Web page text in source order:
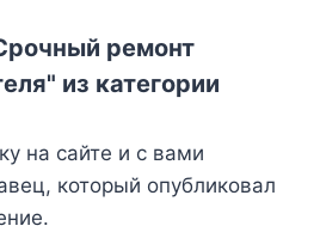
ремонт
из категории
на сайте и с вами
который опубликовал